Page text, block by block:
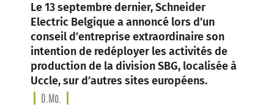
Le 13 septembre dernier, Schneider
Electric Belgique a annoncé lors d’un
conseil d’entreprise extraordinaire son
intention de redéployer les activités de
production de la division SBG, localisée à
Uccle, sur d’autres sites européens.
D.Mo.